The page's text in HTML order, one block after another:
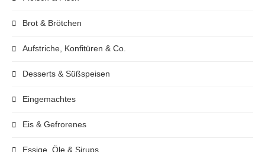
Brot & Brötchen
Aufstriche, Konfitüren & Co.
Desserts & Süßspeisen
Eingemachtes
Eis & Gefrorenes
Essige, Öle & Sirups